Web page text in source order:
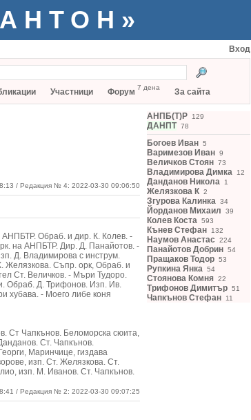
Вход
Участници Форум 7 дена За сайта
/ Редакция № 4: 2022-03-30 09:06:50
Обраб. и дир. К. Колев. -
на АНПБТР. Дир. Д. Панайотов. -
Д. Владимирова с инструм.
Желязкова. Съпр. орк, Обраб. и
Ст. Величков. - Мъри Тудоро.
Обраб. Д. Трифонов. Изп. Ив.
хубава. - Моего либе коня
Ст Чапкънов. Беломорска сюита,
Ст. Чапкънов.
Маринчице, гиздава
изп. Ст. Желязкова. Ст.
изп. М. Иванов. Ст. Чапкънов.
/ Редакция № 2: 2022-03-30 09:07:25
АНПБ(Т)Р 129
ДАНПТ 78
Богоев Иван 5
Варимезов Иван 9
Величков Стоян 73
Владимирова Димка 12
Данданов Никола 1
Желязкова К 2
Згурова Калинка 34
Йорданов Михаил 39
Колев Коста 593
Кънев Стефан 132
Наумов Анастас 224
Панайотов Добрин 54
Пращаков Тодор 53
Рупкина Янка 54
Стоянова Комня 22
Трифонов Димитър 51
Чапкънов Стефан 11